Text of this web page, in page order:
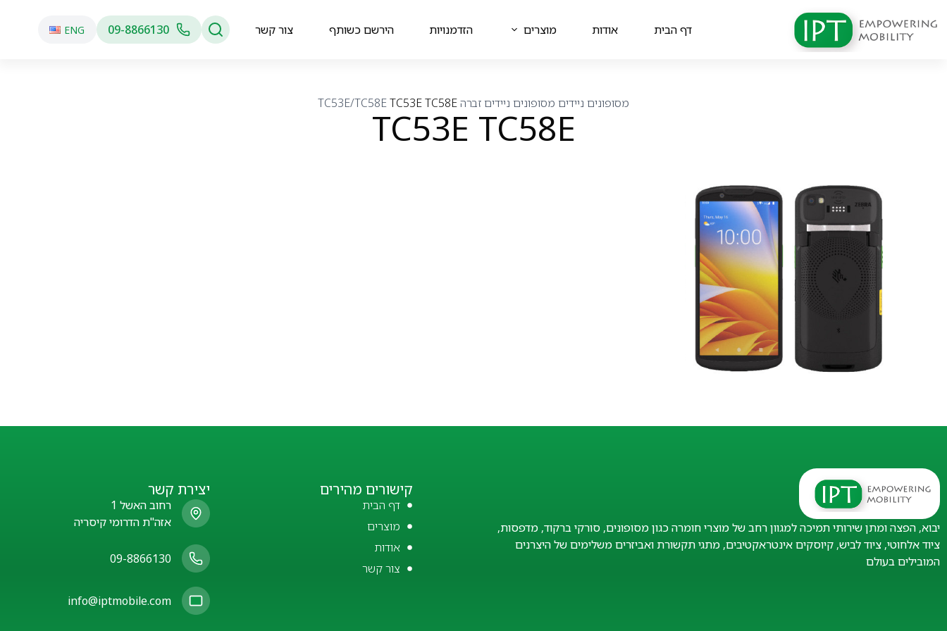
דף הבית אודות מוצרים הזדמנויות הירשם כשותף צור קשר 09-8866130
ENG
מסופונים ניידים מסופונים ניידים זברה TC53E/TC58ETC53E TC58E
TC53E TC58E
יבוא, הפצה ומתן שירותי תמיכה למגוון רחב של מוצרי חומרה כגון מסופונים, סורקי ברקוד, מדפסות,
ציוד אלחוטי, ציוד לביש, קיוסקים אינטראקטיבים, מתגי תקשורת ואביזרים משלימים של היצרנים
המובילים בעולם
קישורים מהירים
דף הבית
מוצרים
אודות
צור קשר
יצירת קשר
רחוב האשל 1
אזה"ת הדרומי קיסריה
09-8866130
info@iptmobile.com